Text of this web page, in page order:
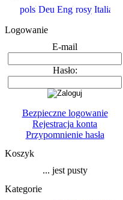
Logowanie
E-mail
Hasło:
Bezpieczne logowanie
Rejestracja konta
Przypomnienie hasła
Koszyk
... jest pusty
Kategorie